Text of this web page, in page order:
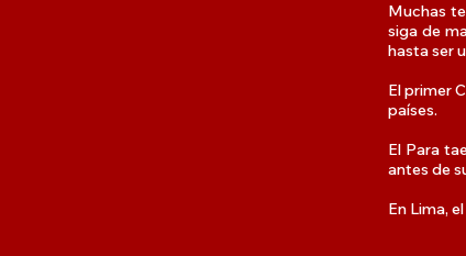
Muchas
siga de
hasta ser
El primer
países.
El Para
antes de
En Lima,